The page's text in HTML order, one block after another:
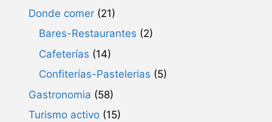
Donde comer (21)
Bares-Restaurantes (2)
Cafeterías (14)
Confiterías-Pastelerias (5)
Gastronomia (58)
Turismo activo (15)